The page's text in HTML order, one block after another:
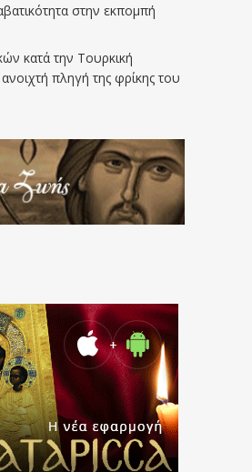
στην εκπομπή
κατά την Τουρκική
πληγή της φρίκης του